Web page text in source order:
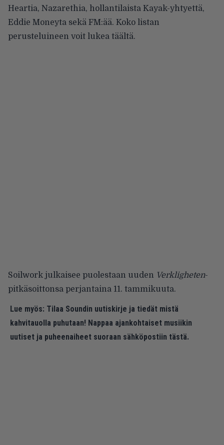
Heartia, Nazarethia, hollantilaista Kayak-yhtyettä,
Eddie Moneyta sekä FM:ää. Koko listan
perusteluineen voit lukea täältä.
Soilwork julkaisee puolestaan uuden Verkligheten-
pitkäsoittonsa perjantaina 11. tammikuuta.
Lue myös: Tilaa Soundin uutiskirje ja tiedät mistä
kahvitauolla puhutaan! Nappaa ajankohtaiset musiikin
uutiset ja puheenaiheet suoraan sähköpostiin tästä.